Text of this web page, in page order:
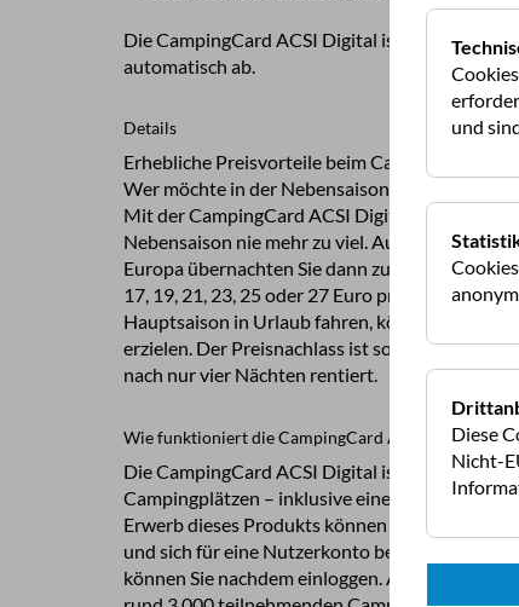
Die CampingCard ACSI Digital ist bis ein Jahr
automatisch ab.
Details
Erhebliche Preisvorteile beim Camping in der
Wer möchte in der Nebensaison nicht gerne besonders preisgünstig campen?
Mit der CampingCard ACSI Digital bezahlen Sie für
Nebensaison nie mehr zu viel. Auf den 3 000
Europa übernachten Sie dann zu einem niedrigen Festpreis in Höhe von 13,
17, 19, 21, 23, 25 oder 27 Euro pro Nacht.
Hauptsaison in Urlaub fahren, können damit beträchtliche Preisvorteile
erzielen. Der Preisnachlass ist so groß, dass
nach nur vier Nächten rentiert.
Wie funktioniert die CampingCard ACSI Digital?
Die CampingCard ACSI Digital ist eine App mit Informationen zu
Campingplätzen – inklusive einer digitalen
Erwerb dieses Produkts können Sie die CampingCard ACSI-App herunterladen
und sich für eine Nutzerkonto bei ACSI registrieren. Mit dem
können Sie nachdem einloggen. Ab dem
und
Diese
Nicht-